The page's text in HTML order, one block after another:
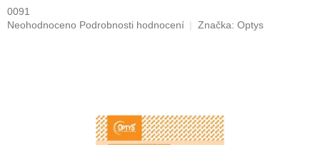
0091
Průměrné
Neohodnoceno Podrobnosti hodnocení Značka: Optys